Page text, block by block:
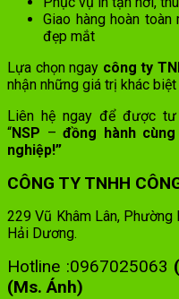
Giao hàng hoàn
đẹp mắt
Lựa chọn ngay công ty
nhận những giá trị khác
Liên hệ ngay để được
“NSP – đồng hành
nghiệp!”
CÔNG TY TNHH
229 Vũ Khâm Lân, Phường
Hải Dương.
Hotline :0967025063
(Ms. Ánh)